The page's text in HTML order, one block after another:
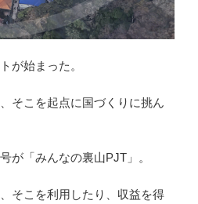
が始まった。
そこを起点に国づくりに挑ん
が「みんなの裏山PJT」。
そこを利用したり、収益を得